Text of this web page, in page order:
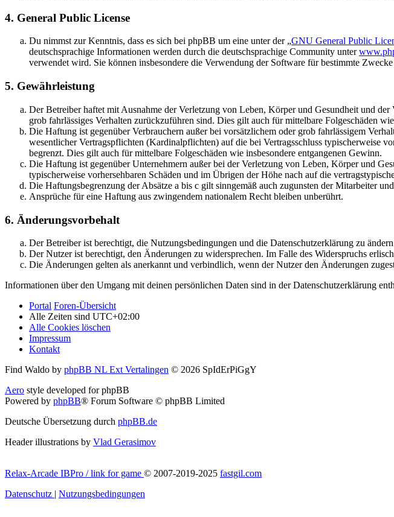
4. General Public License
Du nimmst zur Kenntnis, dass es sich bei phpBB um eine unter der „GNU General Public
deutschsprachige Informationen werden durch die deutschsprachige Community unter
verwendet wird. Sie können insbesondere die Verwendung der Software für bestimmte
5. Gewährleistung
Der Betreiber haftet mit Ausnahme der Verletzung von Leben, Körper und Gesundheit und
grob fahrlässiges Verhalten zurückzuführen sind. Dies gilt auch für mittelbare Folgeschäden
Die Haftung ist gegenüber Verbrauchern außer bei vorsätzlichem oder grob fahrlässigem
wesentlicher Vertragspflichten (Kardinalpflichten) auf die bei Vertragsschluss typischerweise
begrenzt. Dies gilt auch für mittelbare Folgeschäden wie insbesondere entgangenen Gewinn.
Die Haftung ist gegenüber Unternehmern außer bei der Verletzung von Leben, Körper und
typischerweise vorhersehbaren Schäden und im Übrigen der Höhe nach auf die
Die Haftungsbegrenzung der Absätze a bis c gilt sinngemäß auch zugunsten der Mitarbeiter
Ansprüche für eine Haftung aus zwingendem nationalem Recht bleiben unberührt.
6. Änderungsvorbehalt
Der Betreiber ist berechtigt, die Nutzungsbedingungen und die Datenschutzerklärung zu
Der Nutzer ist berechtigt, den Änderungen zu widersprechen. Im Falle des Widerspruchs
Die Änderungen gelten als anerkannt und verbindlich, wenn der Nutzer den Änderungen
Informationen über den Umgang mit deinen persönlichen Daten sind in der Datenschutzerklärung
Portal Foren-Übersicht
Alle Zeiten sind UTC+02:00
Alle Cookies löschen
Impressum
Kontakt
Find Waldo by phpBB NL Ext Vertalingen © 2026 SpIdErPiGgY
Aero style developed for phpBB
Powered by phpBB® Forum Software © phpBB Limited
Deutsche Übersetzung durch phpBB.de
Header illustrations by Vlad Gerasimov
Relax-Arcade IBPro / link for game © 2007-2019-2025 fastgil.com
Datenschutz | Nutzungsbedingungen